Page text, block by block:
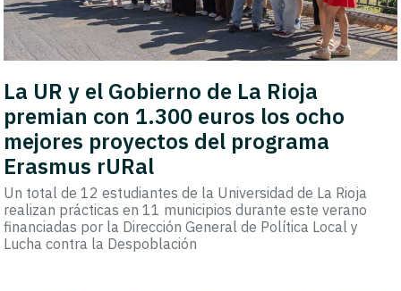
La UR y el Gobierno de La Rioja
premian con 1.300 euros los ocho
mejores proyectos del programa
Erasmus rURal
Un total de 12 estudiantes de la Universidad de La Rioja
realizan prácticas en 11 municipios durante este verano
financiadas por la Dirección General de Política Local y
Lucha contra la Despoblación